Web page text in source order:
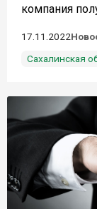
компания
17.11.2022
Сахалинская